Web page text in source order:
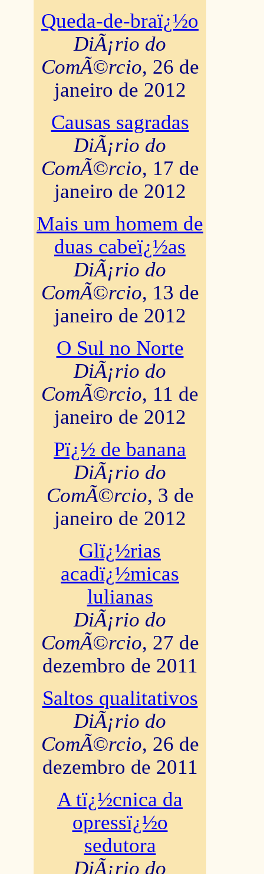
Queda-de-braï¿½o
DiÃ¡rio do
ComÃ©rcio, 26 de
janeiro de 2012
Causas sagradas
DiÃ¡rio do
ComÃ©rcio, 17 de
janeiro de 2012
Mais um homem de
duas cabeï¿½as
DiÃ¡rio do
ComÃ©rcio, 13 de
janeiro de 2012
O Sul no Norte
DiÃ¡rio do
ComÃ©rcio, 11 de
janeiro de 2012
Pï¿½ de banana
DiÃ¡rio do
ComÃ©rcio, 3 de
janeiro de 2012
Glï¿½rias
acadï¿½micas
lulianas
DiÃ¡rio do
ComÃ©rcio, 27 de
dezembro de 2011
Saltos qualitativos
DiÃ¡rio do
ComÃ©rcio, 26 de
dezembro de 2011
A tï¿½cnica da
opressï¿½o
sedutora
DiÃ¡rio do